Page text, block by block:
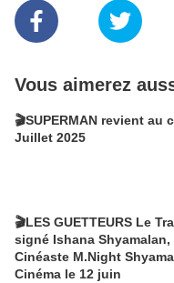
Vous aimerez
🎬SUPERMAN revient au
Juillet 2025
🎬LES GUETTEURS Le
signé Ishana Shyamalan,
Cinéaste M.Night
Cinéma le 12 juin